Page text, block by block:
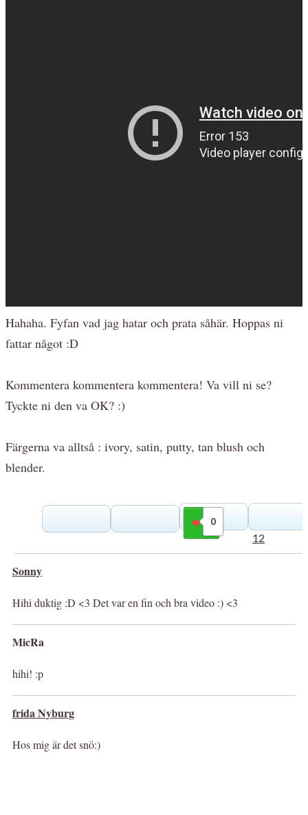
Hahaha. Fyfan vad jag hatar och prata såhär. Hoppas ni
fattar något :D
Kommentera kommentera kommentera! Va vill ni se?
Tyckte ni den va OK? :)
Färgerna va alltså : ivory, satin, putty, tan blush och
blender.
0
Gilla
12
Sonny
Hihi duktig :D <3 Det var en fin och bra video :) <3
MicRa
hihi! :p
frida Nyburg
Hos mig är det snö:)